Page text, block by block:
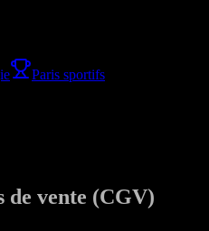
Paris sportifs
de vente (CGV)